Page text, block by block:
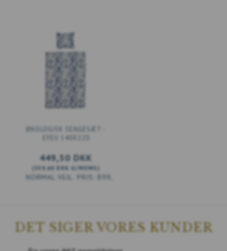
ØKOLOGISK SENGESÆT -
EFEU 140X220
449,50 DKK
359,60 DKK U/MOMS
DET SIGER VORES KUNDER